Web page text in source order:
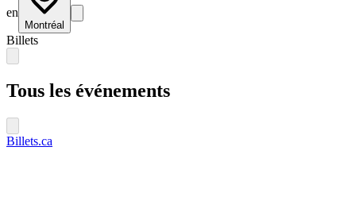
en
Montréal
Billets
Tous les événements
Billets.ca